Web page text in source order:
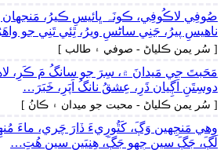
صُوفِي لاڪُوفِي، ڪونَہ ڀائيسِ ڪيرُ، مَنجهان
ناھيسِ پيرُ، جَنِي ساڻسِ ويرُ، ٿِئي تَنِي جو
[ سُر يمن ڪلياڻ - صوفي ۽ طالب ]
مَحَبتَ جي مَيدانَ ۾، سِرَ جو سانگُ مَ ڪَرِ،
دوسِتَنِ اَڳِيان ڌَرِ، عِشقُ نانگُ اَپَرِ، خَبَرَ…
[ سُر يمن ڪلياڻ - محبت جو ميدان ۽ ڪانُ ]
وِھي مَنجِهين وَڳَ، کَٿُورِيءَ ڏارَ چَري، ماءَ
لَڳَ، جَڳَ سين جِھو جَڳَ، ھِنيَين سين ھُتِ…